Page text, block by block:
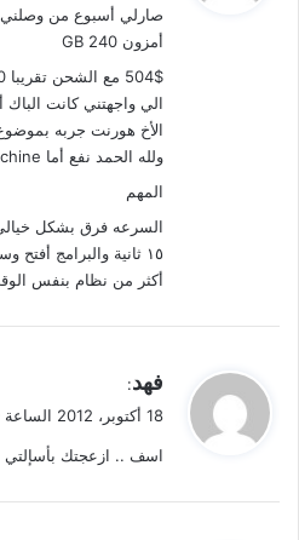
ل
صارلي أسبوع من وصلني
أمزون 240 GB
الأخ هورنت جربه
ولله الحمد نفع أما time machine ما ينفع حق SSD
المهم
١٥ ثانية والبرامج
أكثر من نظام بنفس
ي
ل
فهد:
18 أكتوبر، 2012 الساعة 8:19 ص
اسف .. ازعجتك بأسإلتي